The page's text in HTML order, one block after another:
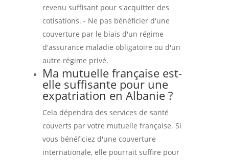
revenu suffisant pour s'acquitter des
cotisations. - Ne pas bénéficier d'une
couverture par le biais d'un régime
d'assurance maladie obligatoire ou d'un
autre régime privé.
Ma mutuelle française est-
elle suffisante pour une
expatriation en Albanie ?
Cela dépendra des services de santé
couverts par votre mutuelle française. Si
vous bénéficiez d'une couverture
internationale, elle pourrait suffire pour